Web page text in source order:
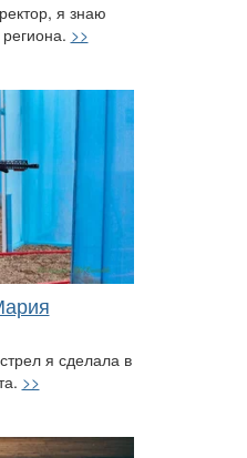
я знаю
>>
я сделала в
>>